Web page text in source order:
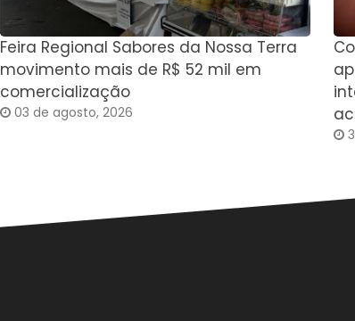
Feira Regional Sabores da Nossa Terra
movimento mais de R$ 52 mil em
comercialização
03 de agosto, 2026